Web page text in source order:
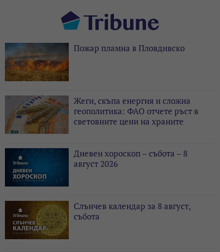
Пожар пламна в Пловдивско
Жеги, скъпа енергия и сложна
геополитика: ФАО отчете ръст в
световните цени на храните
Дневен хороскоп – събота – 8
август 2026
Слънчев календар за 8 август,
събота